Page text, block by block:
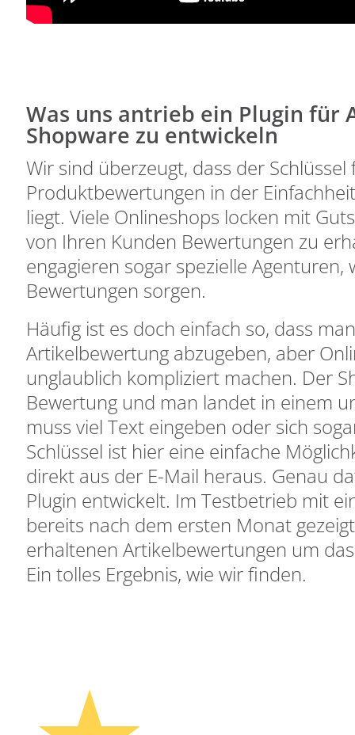
Was uns antrieb ein Plugin
Shopware zu entwickeln
Wir sind überzeugt, dass der
Produktbewertungen in der
liegt. Viele Onlineshops locken mit
von Ihren Kunden Bewertungen zu
engagieren sogar spezielle
Bewertungen sorgen.
Häufig ist es doch einfach so, dass
Artikelbewertung abzugeben, aber
unglaublich kompliziert machen. Der
Bewertung und man landet in einem
muss viel Text eingeben oder sich
Schlüssel ist hier eine einfache
direkt aus der E-Mail heraus. Genau
Plugin entwickelt. Im Testbetrieb mit
bereits nach dem ersten Monat
erhaltenen Artikelbewertungen um
Ein tolles Ergebnis, wie wir finden.